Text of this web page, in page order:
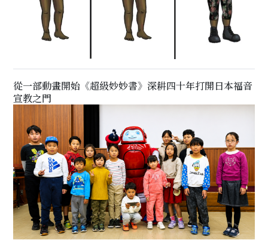
從一部動畫開始《超級妙妙書》深耕四十年打開日本福音
宣教之門